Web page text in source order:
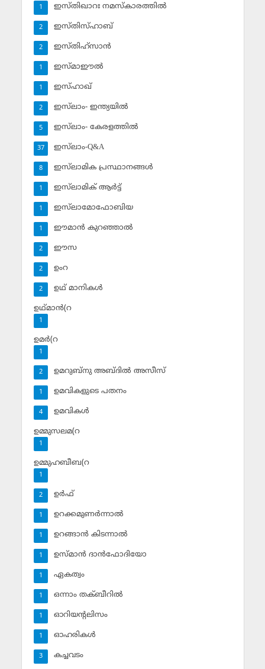
ഇസ്തിഖാറഃ നമസ്‌കാരത്തില്‍
1
ഇസ്തിസ്ഹാബ്
2
ഇസ്തിഹ്‌സാന്‍
2
ഇസ്മാഈല്‍
1
ഇസ്ഹാഖ്‌
1
ഇസ്‌ലാം- ഇന്ത്യയില്‍
2
ഇസ്‌ലാം- കേരളത്തില്‍
5
ഇസ്‌ലാം-Q&A
37
ഇസ്‌ലാമിക പ്രസ്ഥാനങ്ങള്‍
8
ഇസ്‌ലാമിക് ആര്‍ട്ട്
1
ഇസ്‌ലാമോഫോബിയ
1
ഈമാന്‍ കുറഞ്ഞാല്‍
1
ഈസ
2
ഉംറ
2
ഉഥ് മാനികള്‍
2
ഉഥ്മാന്‍(റ
1
ഉമര്‍(റ
1
ഉമറുബ്‌നു അബ്ദില്‍ അസീസ്‌
2
ഉമവികളുടെ പതനം
1
ഉമവികള്‍
4
ഉമ്മുസലമ(റ
1
ഉമ്മുഹബീബ(റ
1
ഉര്‍ഫ്
2
ഉറക്കമുണര്‍ന്നാല്‍
1
ഉറങ്ങാന്‍ കിടന്നാല്‍
1
ഉസ്മാന്‍ ദാന്‍ഫോദിയോ
1
ഏകത്വം
1
ഒന്നാം തക്ബീറില്‍
1
ഓറിയന്റലിസം
1
ഓഹരികള്‍
1
കച്ചവടം
3